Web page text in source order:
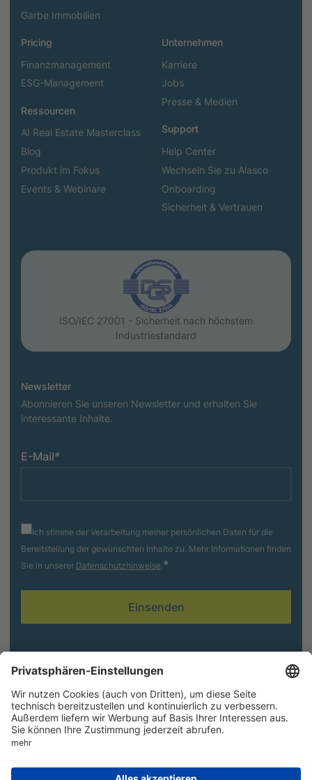
Garbe Immobilien
Pricing
Finanzmanagement
ESG-Management
Ressourcen
AI Real Estate Masterclass
Blog
Produkt im Fokus
Events & Webinare
Unternehmen
Karriere
Jobs
Presse & Medien
Support
Help Center
Wechseln Sie zu Alasco
Onboarding
Sicherheit & Vertrauen
ISO/IEC 27001 - Sicherheit nach höchstem
Industriestandard
Newsletter
Abonnieren Sie unseren Newsletter und erhalten Sie
interessante Inhalte.
E-Mail*
Ich stimme der Verarbeitung meiner persönlichen Daten für die
Bereitstellung der gewünschten Inhalte zu. Mehr Informationen finden
Sie in unserer Datenschutzhinweise *
Folgen Sie uns
AGB
Cookie-Einstellungen